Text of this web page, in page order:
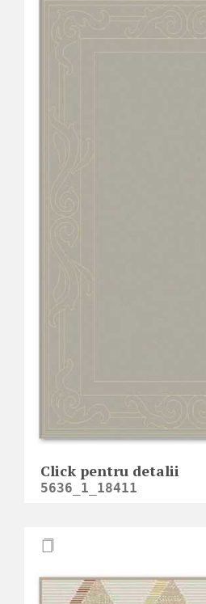
Click pentru detalii
5636_1_18411